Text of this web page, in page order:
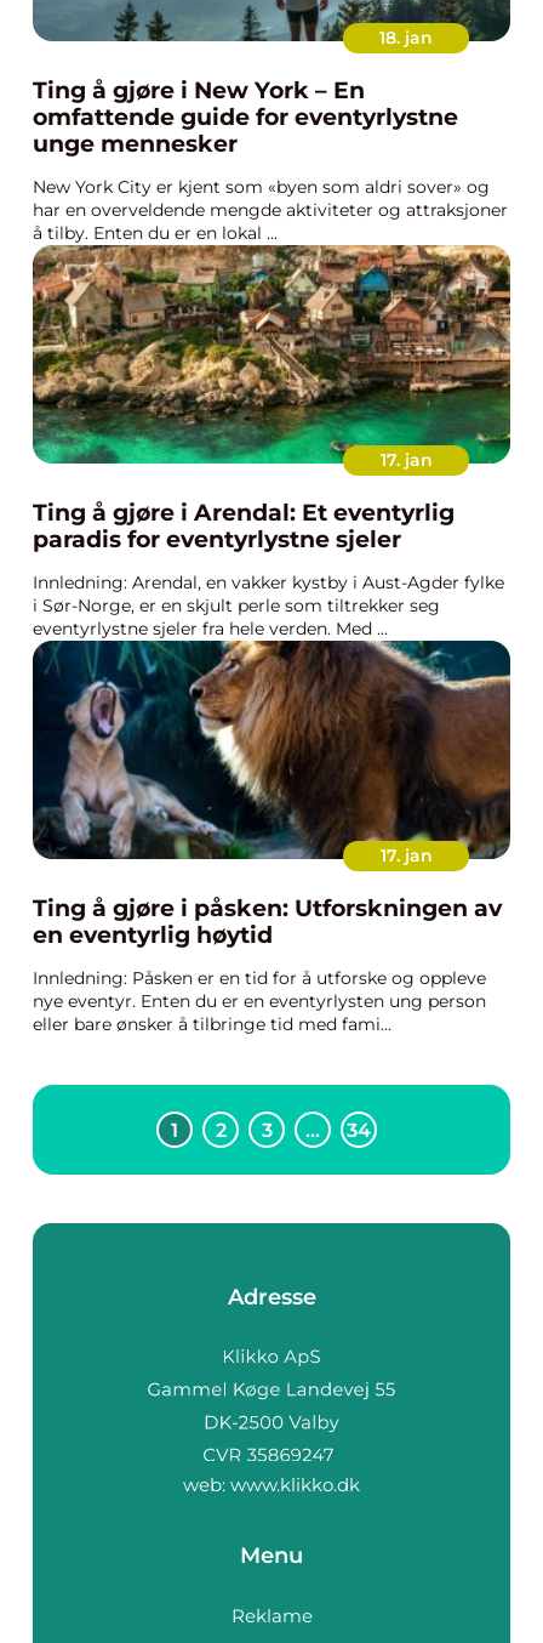
18. jan
Ting å gjøre i New York – En
omfattende guide for eventyrlystne
unge mennesker
New York City er kjent som «byen som aldri sover» og
har en overveldende mengde aktiviteter og attraksjoner
å tilby. Enten du er en lokal ...
17. jan
Ting å gjøre i Arendal: Et eventyrlig
paradis for eventyrlystne sjeler
Innledning: Arendal, en vakker kystby i Aust-Agder fylke
i Sør-Norge, er en skjult perle som tiltrekker seg
eventyrlystne sjeler fra hele verden. Med ...
17. jan
Ting å gjøre i påsken: Utforskningen av
en eventyrlig høytid
Innledning: Påsken er en tid for å utforske og oppleve
nye eventyr. Enten du er en eventyrlysten ung person
eller bare ønsker å tilbringe tid med fami...
1 2 3 … 34
Adresse
web: www.klikko.dk
Menu
Reklame